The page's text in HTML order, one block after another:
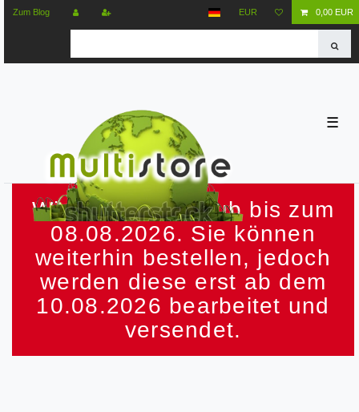
Zum Blog EUR 0,00 EUR
☰
Wir machen Urlaub bis zum
08.08.2026. Sie können
weiterhin bestellen, jedoch
werden diese erst ab dem
10.08.2026 bearbeitet und
versendet.